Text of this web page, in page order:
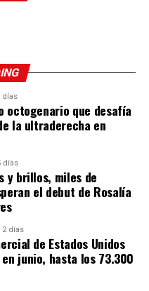
días
octogenario que desafía
la ultraderecha en
días
y brillos, miles de
el debut de Rosalía
2 días
de Estados Unidos
junio, hasta los 73.300